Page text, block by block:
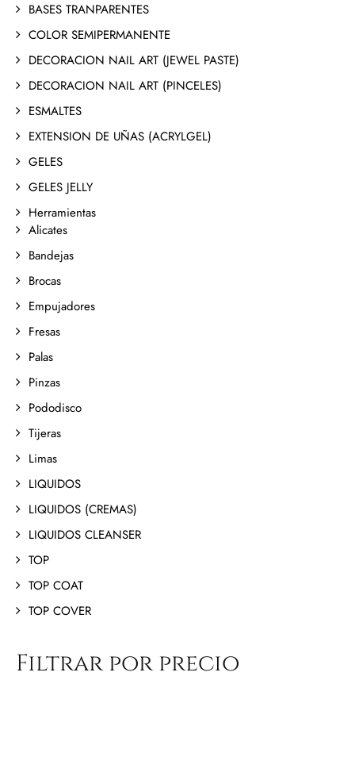
BASES TRANPARENTES
COLOR SEMIPERMANENTE
DECORACION NAIL ART (JEWEL PASTE)
DECORACION NAIL ART (PINCELES)
ESMALTES
EXTENSION DE UÑAS (ACRYLGEL)
GELES
GELES JELLY
Herramientas
Alicates
Bandejas
Brocas
Empujadores
Fresas
Palas
Pinzas
Pododisco
Tijeras
Limas
LIQUIDOS
LIQUIDOS (CREMAS)
LIQUIDOS CLEANSER
TOP
TOP COAT
TOP COVER
Filtrar por precio